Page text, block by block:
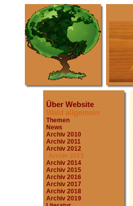
Über Website
Wald allgemein
Themen
News
Archiv 2010
Archiv 2011
Archiv 2012
Archiv 2013
Archiv 2014
Archiv 2015
Archiv 2016
Archiv 2017
Archiv 2018
Archiv 2019